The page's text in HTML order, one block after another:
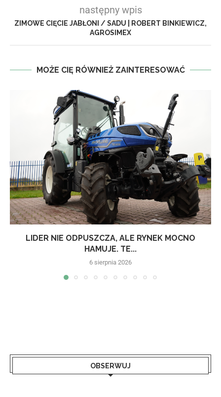
następny wpis
ZIMOWE CIĘCIE JABŁONI / SADU | ROBERT BINKIEWICZ,
AGROSIMEX
MOŻE CIĘ RÓWNIEŻ ZAINTERESOWAĆ
LIDER NIE ODPUSZCZA, ALE RYNEK MOCNO
HAMUJE. TE...
6 sierpnia 2026
OBSERWUJ